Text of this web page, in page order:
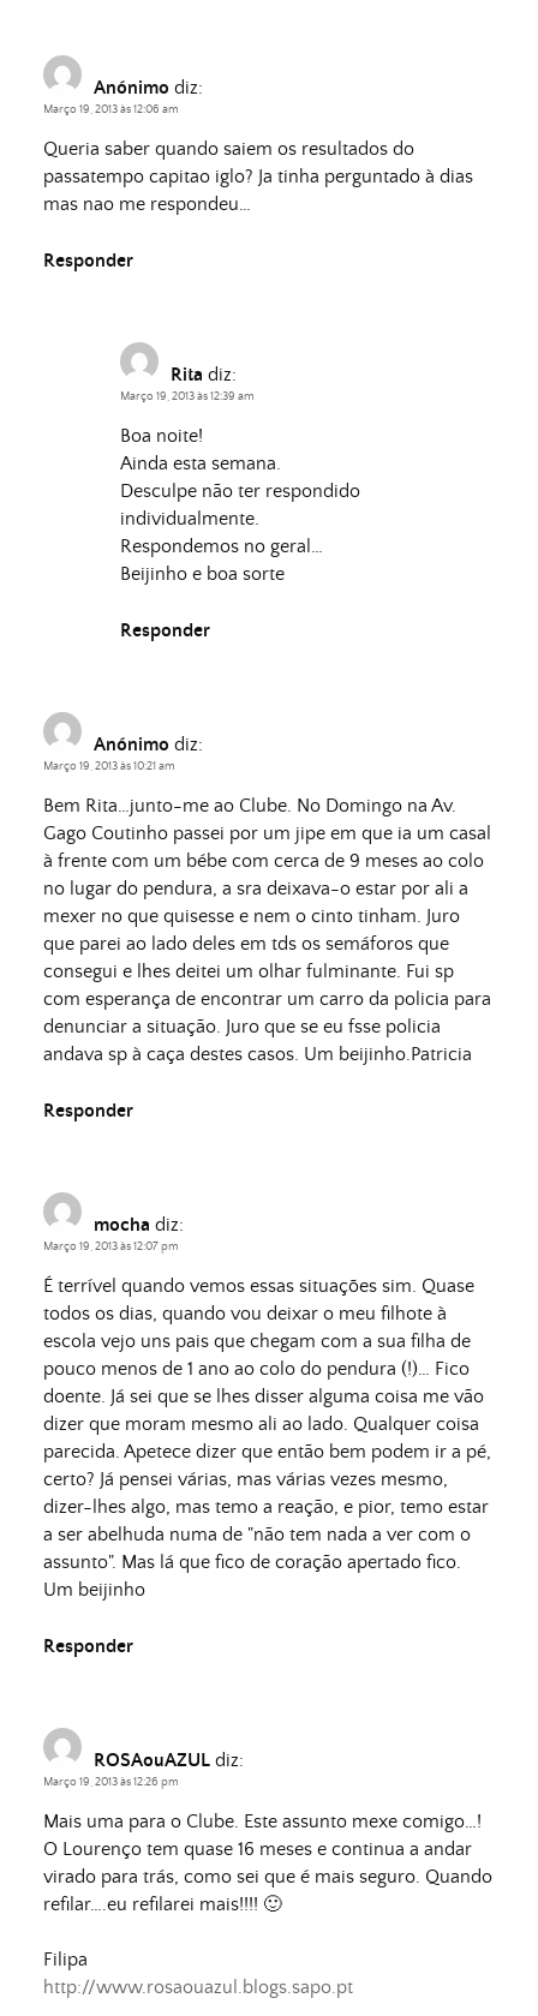
Anónimo diz:
Março 19, 2013 às 12:06 am
Queria saber quando saiem os resultados do
passatempo capitao iglo? Ja tinha perguntado à dias
mas nao me respondeu…
Responder
Rita diz:
Março 19, 2013 às 12:39 am
Boa noite!
Ainda esta semana.
Desculpe não ter respondido
individualmente.
Respondemos no geral…
Beijinho e boa sorte
Responder
Anónimo diz:
Março 19, 2013 às 10:21 am
Bem Rita…junto-me ao Clube. No Domingo na Av.
Gago Coutinho passei por um jipe em que ia um casal
à frente com um bébe com cerca de 9 meses ao colo
no lugar do pendura, a sra deixava-o estar por ali a
mexer no que quisesse e nem o cinto tinham. Juro
que parei ao lado deles em tds os semáforos que
consegui e lhes deitei um olhar fulminante. Fui sp
com esperança de encontrar um carro da policia para
denunciar a situação. Juro que se eu fsse policia
andava sp à caça destes casos. Um beijinho.Patricia
Responder
mocha diz:
Março 19, 2013 às 12:07 pm
É terrível quando vemos essas situações sim. Quase
todos os dias, quando vou deixar o meu filhote à
escola vejo uns pais que chegam com a sua filha de
pouco menos de 1 ano ao colo do pendura (!)… Fico
doente. Já sei que se lhes disser alguma coisa me vão
dizer que moram mesmo ali ao lado. Qualquer coisa
parecida. Apetece dizer que então bem podem ir a pé,
certo? Já pensei várias, mas várias vezes mesmo,
dizer-lhes algo, mas temo a reação, e pior, temo estar
a ser abelhuda numa de "não tem nada a ver com o
assunto". Mas lá que fico de coração apertado fico.
Um beijinho
Responder
ROSAouAZUL diz:
Março 19, 2013 às 12:26 pm
Mais uma para o Clube. Este assunto mexe comigo…!
O Lourenço tem quase 16 meses e continua a andar
virado para trás, como sei que é mais seguro. Quando
refilar….eu refilarei mais!!!! 🙂
Filipa
http://www.rosaouazul.blogs.sapo.pt